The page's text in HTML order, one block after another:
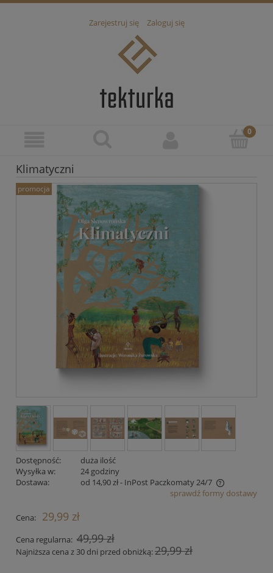
Zarejestruj się Zaloguj się
Klimatyczni
promocja
Dostępność:
duża ilość
Wysyłka w:
24 godziny
Dostawa:
od 14,90 zł- InPost Paczkomaty 24/7
Cena nie zawiera ewentualnych kosztów płatnościsprawdź formy dostawy
Cena: 29,99 zł
Cena regularna: 49,99 zł
Najniższa cena z 30 dni przed obniżką:29,99 zł